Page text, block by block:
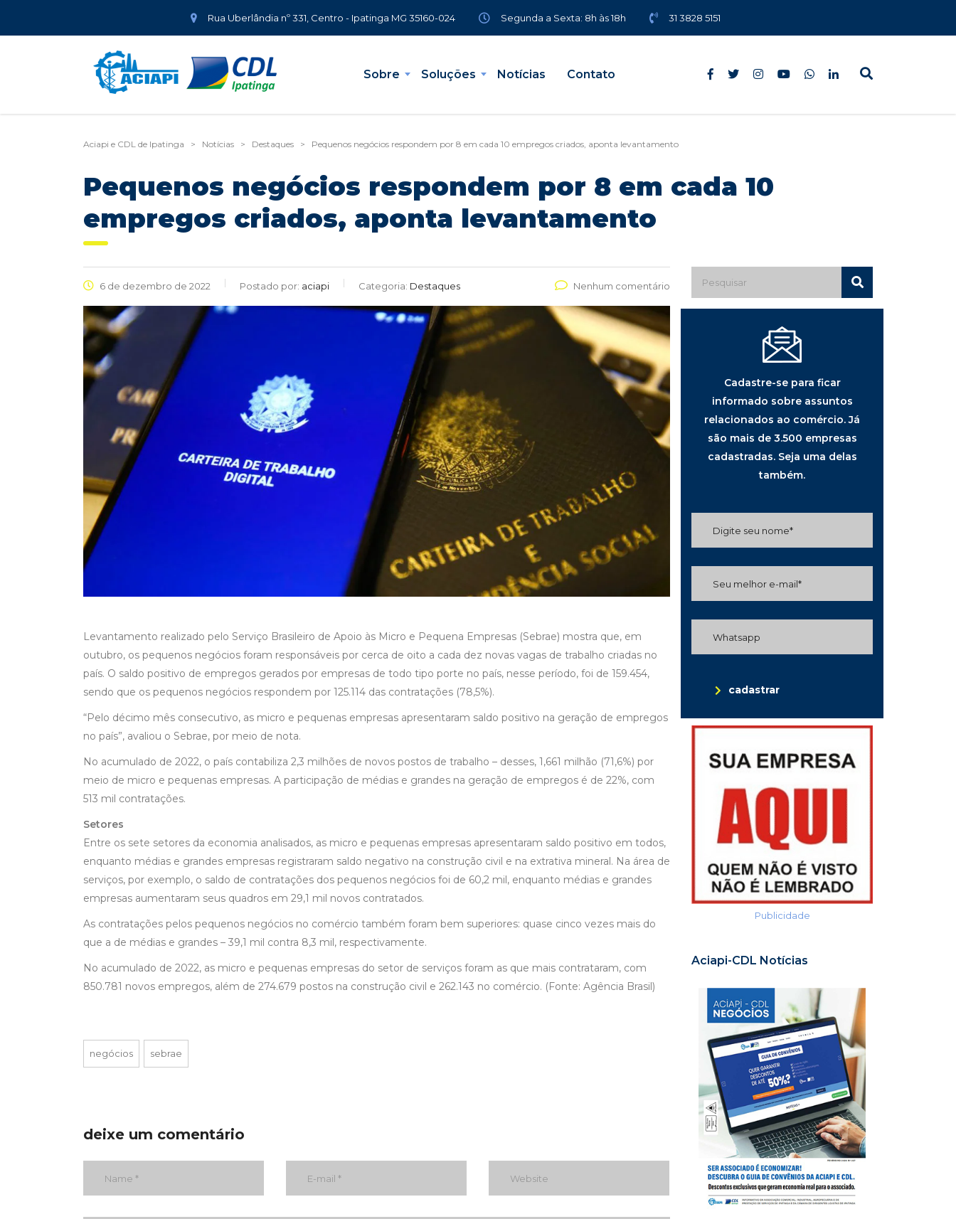
Rua Uberlândia nº 331, Centro - Ipatinga MG 35160-024 Segunda a Sexta: 8h às 18h 31 3828 5151
Sobre Soluções Notícias Contato
Aciapi e CDL de Ipatinga > Notícias > Destaques > Pequenos negócios respondem por 8 em cada 10 empregos criados, aponta levantamento
Pequenos negócios respondem por 8 em cada 10
empregos criados, aponta levantamento
6 de dezembro de 2022 Postado por: aciapi Categoria: Destaques Nenhum comentário
Levantamento realizado pelo Serviço Brasileiro de Apoio às Micro e Pequena Empresas (Sebrae) mostra que, em
outubro, os pequenos negócios foram responsáveis por cerca de oito a cada dez novas vagas de trabalho criadas no
país. O saldo positivo de empregos gerados por empresas de todo tipo porte no país, nesse período, foi de 159.454,
sendo que os pequenos negócios respondem por 125.114 das contratações (78,5%).
“Pelo décimo mês consecutivo, as micro e pequenas empresas apresentaram saldo positivo na geração de empregos
no país”, avaliou o Sebrae, por meio de nota.
No acumulado de 2022, o país contabiliza 2,3 milhões de novos postos de trabalho – desses, 1,661 milhão (71,6%) por
meio de micro e pequenas empresas. A participação de médias e grandes na geração de empregos é de 22%, com
513 mil contratações.
Setores
Entre os sete setores da economia analisados, as micro e pequenas empresas apresentaram saldo positivo em todos,
enquanto médias e grandes empresas registraram saldo negativo na construção civil e na extrativa mineral. Na área de
serviços, por exemplo, o saldo de contratações dos pequenos negócios foi de 60,2 mil, enquanto médias e grandes
empresas aumentaram seus quadros em 29,1 mil novos contratados.
As contratações pelos pequenos negócios no comércio também foram bem superiores: quase cinco vezes mais do
que a de médias e grandes – 39,1 mil contra 8,3 mil, respectivamente.
No acumulado de 2022, as micro e pequenas empresas do setor de serviços foram as que mais contrataram, com
850.781 novos empregos, além de 274.679 postos na construção civil e 262.143 no comércio. (Fonte: Agência Brasil)
negócios sebrae
deixe um comentário
Cadastre-se para ficar
informado sobre assuntos
relacionados ao comércio. Já
são mais de 3.500 empresas
cadastradas. Seja uma delas
também.
cadastrar
Publicidade
Aciapi-CDL Notícias